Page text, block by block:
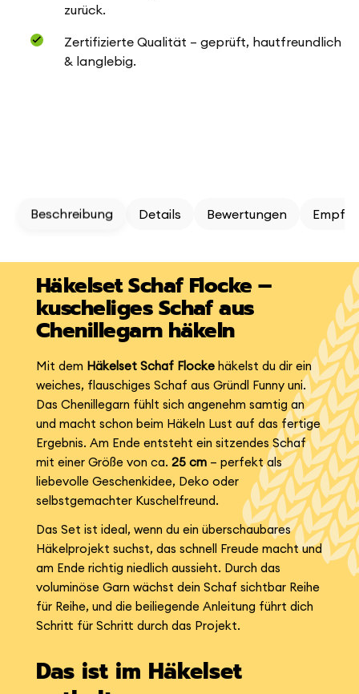
zurück.
Zertifizierte Qualität – geprüft, hautfreundlich
& langlebig.
Beschreibung Details Bewertungen
Häkelset Schaf Flocke –
kuscheliges Schaf aus
Chenillegarn häkeln
Mit dem Häkelset Schaf Flockehäkelst du dir ein
weiches, flauschiges Schaf aus Gründl Funny uni.
Das Chenillegarn fühlt sich angenehm samtig an
und macht schon beim Häkeln Lust auf das fertige
Ergebnis. Am Ende entsteht ein sitzendes Schaf
mit einer Größe von ca. 25 cm– perfekt als
liebevolle Geschenkidee, Deko oder
selbstgemachter Kuschelfreund.
Das Set ist ideal, wenn du ein überschaubares
Häkelprojekt suchst, das schnell Freude macht und
am Ende richtig niedlich aussieht. Durch das
voluminöse Garn wächst dein Schaf sichtbar Reihe
für Reihe, und die beiliegende Anleitung führt dich
Schritt für Schritt durch das Projekt.
Das ist im Häkelset